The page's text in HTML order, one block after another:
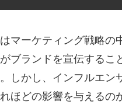
マーケティング戦略
ブランドを宣伝する
しかし、インフルエ
ほどの影響を与えるの